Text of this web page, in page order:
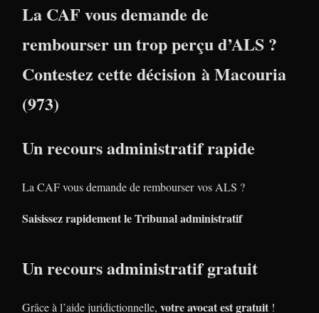
La CAF vous demande de
rembourser un trop perçu d’ALS ?
Contestez cette décision à Macouria
(973)
Un recours administratif rapide
La CAF vous demande de rembourser vos ALS ?
Saisissez rapidement le Tribunal administratif
Un recours administratif gratuit
Grâce à l’aide juridictionnelle, votre avocat est gratuit !